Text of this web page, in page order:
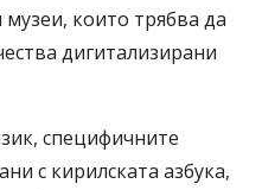
които трябва да
дигитализирани
специфичните
с кирилската азбука,